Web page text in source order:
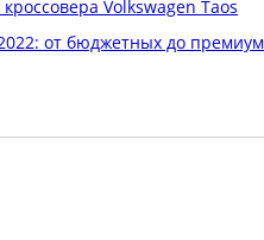
Volkswagen Taos
от бюджетных до премиум